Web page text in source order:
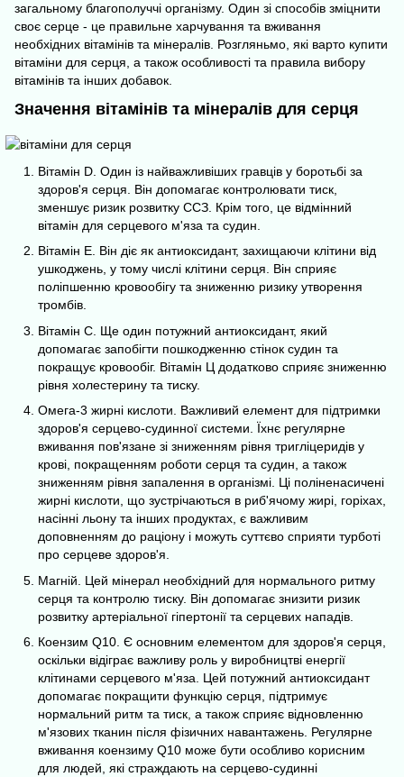
загальному благополуччі організму. Один зі способів зміцнити
своє серце - це правильне харчування та вживання
необхідних вітамінів та мінералів. Розгляньмо, які варто купити
вітаміни для серця, а також особливості та правила вибору
вітамінів та інших добавок.
Значення вітамінів та мінералів для серця
Вітамін D. Один із найважливіших гравців у боротьбі за
здоров'я серця. Він допомагає контролювати тиск,
зменшує ризик розвитку ССЗ. Крім того, це відмінний
вітамін для серцевого м'яза та судин.
Вітамін E. Він діє як антиоксидант, захищаючи клітини від
ушкоджень, у тому числі клітини серця. Він сприяє
поліпшенню кровообігу та зниженню ризику утворення
тромбів.
Вітамін С. Ще один потужний антиоксидант, який
допомагає запобігти пошкодженню стінок судин та
покращує кровообіг. Вітамін Ц додатково сприяє зниженню
рівня холестерину та тиску.
Омега-3 жирні кислоти. Важливий елемент для підтримки
здоров'я серцево-судинної системи. Їхнє регулярне
вживання пов'язане зі зниженням рівня тригліцеридів у
крові, покращенням роботи серця та судин, а також
зниженням рівня запалення в організмі. Ці поліненасичені
жирні кислоти, що зустрічаються в риб'ячому жирі, горіхах,
насінні льону та інших продуктах, є важливим
доповненням до раціону і можуть суттєво сприяти турботі
про серцеве здоров'я.
Магній. Цей мінерал необхідний для нормального ритму
серця та контролю тиску. Він допомагає знизити ризик
розвитку артеріальної гіпертонії та серцевих нападів.
Коензим Q10. Є основним елементом для здоров'я серця,
оскільки відіграє важливу роль у виробництві енергії
клітинами серцевого м'яза. Цей потужний антиоксидант
допомагає покращити функцію серця, підтримує
нормальний ритм та тиск, а також сприяє відновленню
м'язових тканин після фізичних навантажень. Регулярне
вживання коензиму Q10 може бути особливо корисним
для людей, які страждають на серцево-судинні